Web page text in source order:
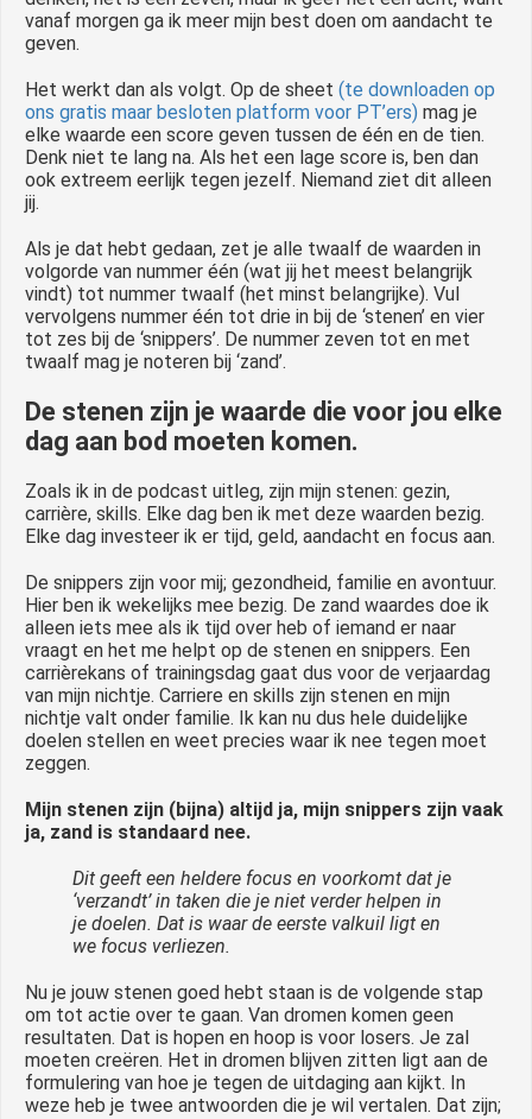
vanaf morgen ga ik meer mijn best doen om aandacht te
geven.
Het werkt dan als volgt. Op de sheet (te downloaden op
ons gratis maar besloten platform voor PT’ers) mag je
elke waarde een score geven tussen de één en de tien.
Denk niet te lang na. Als het een lage score is, ben dan
ook extreem eerlijk tegen jezelf. Niemand ziet dit alleen
jij.
Als je dat hebt gedaan, zet je alle twaalf de waarden in
volgorde van nummer één (wat jij het meest belangrijk
vindt) tot nummer twaalf (het minst belangrijke). Vul
vervolgens nummer één tot drie in bij de ‘stenen’ en vier
tot zes bij de ‘snippers’. De nummer zeven tot en met
twaalf mag je noteren bij ‘zand’.
De stenen zijn je waarde die voor jou elke
dag aan bod moeten komen.
Zoals ik in de podcast uitleg, zijn mijn stenen: gezin,
carrière, skills. Elke dag ben ik met deze waarden bezig.
Elke dag investeer ik er tijd, geld, aandacht en focus aan.
De snippers zijn voor mij; gezondheid, familie en avontuur.
Hier ben ik wekelijks mee bezig. De zand waardes doe ik
alleen iets mee als ik tijd over heb of iemand er naar
vraagt en het me helpt op de stenen en snippers. Een
carrièrekans of trainingsdag gaat dus voor de verjaardag
van mijn nichtje. Carriere en skills zijn stenen en mijn
nichtje valt onder familie. Ik kan nu dus hele duidelijke
doelen stellen en weet precies waar ik nee tegen moet
zeggen.
Mijn stenen zijn (bijna) altijd ja, mijn snippers zijn vaak
ja, zand is standaard nee.
Dit geeft een heldere focus en voorkomt dat je
‘verzandt’ in taken die je niet verder helpen in
je doelen. Dat is waar de eerste valkuil ligt en
we focus verliezen.
Nu je jouw stenen goed hebt staan is de volgende stap
om tot actie over te gaan. Van dromen komen geen
resultaten. Dat is hopen en hoop is voor losers. Je zal
moeten creëren. Het in dromen blijven zitten ligt aan de
formulering van hoe je tegen de uitdaging aan kijkt. In
weze heb je twee antwoorden die je wil vertalen. Dat zijn;